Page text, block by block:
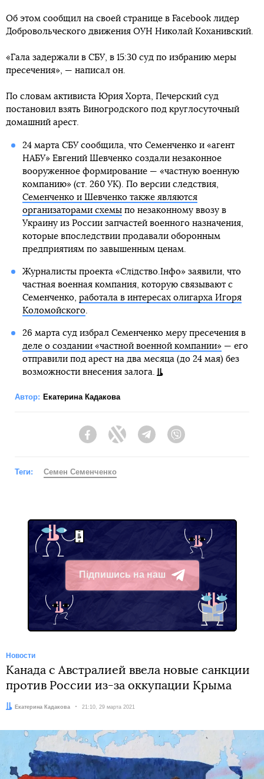
Об этом сообщил на своей странице в Facebook лидер
Добровольческого движения ОУН Николай Коханивский.
«Гала задержали в СБУ, в 15:30 суд по избранию меры
пресечения», — написал он.
По словам активиста Юрия Хорта, Печерский суд
постановил взять Виногродского под круглосуточный
домашний арест.
24 марта СБУ сообщила, что Семенченко и «агент
НАБУ» Евгений Шевченко создали незаконное
вооруженное формирование — «частную военную
компанию» (ст. 260 УК). По версии следствия,
Семенченко и Шевченко также являются
организаторами схемыпо незаконному ввозу в
Украину из России запчастей военного назначения,
которые впоследствии продавали оборонным
предприятиям по завышенным ценам.
Журналисты проекта «Слідство.Інфо» заявили, что
частная военная компания, которую связывают с
Семенченко, работала в интересах олигарха Игоря
Коломойского.
26 марта суд избрал Семенченко меру пресечения в
деле о создании «частной военной компании»— его
отправили под арест на два месяца (до 24 мая) без
возможности внесения залога.
Автор: Екатерина Кадакова
FacebookTwitter Telegram
Теги: Семен Семенченко
Підпишись на наш
Telegram
Новости
Канада с Австралией ввела новые санкции
против России из-за оккупации Крыма
Автор:Екатерина Кадакова Дата:
21:10, 29 марта 2021